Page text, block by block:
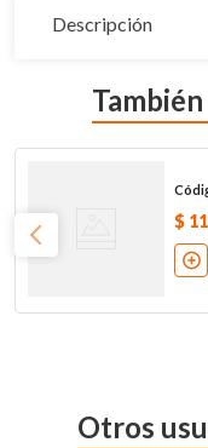
Descripción
$
Otros